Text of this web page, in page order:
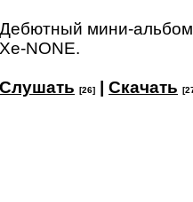
Дебютный мини-альбом
Xe-NONE.
Слушать [26] Скачать